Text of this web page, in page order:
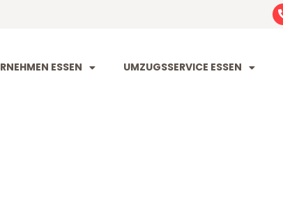
ESSEN UMZUGSSERVICE ESSEN